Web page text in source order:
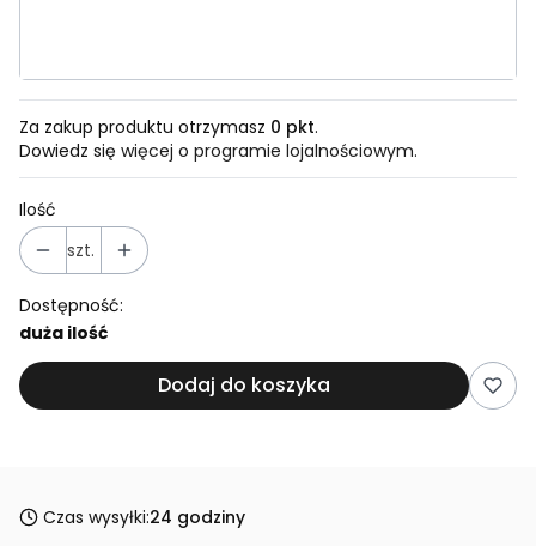
Za zakup produktu otrzymasz 0 pkt.
Dowiedz się więcej o programie lojalnościowym.
Ilość
szt.
Dostępność:
duża ilość
Dodaj do koszyka
Czas wysyłki:24 godziny